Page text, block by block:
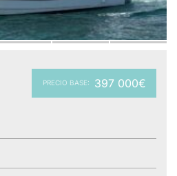
PRECIO BASE: 397 000€